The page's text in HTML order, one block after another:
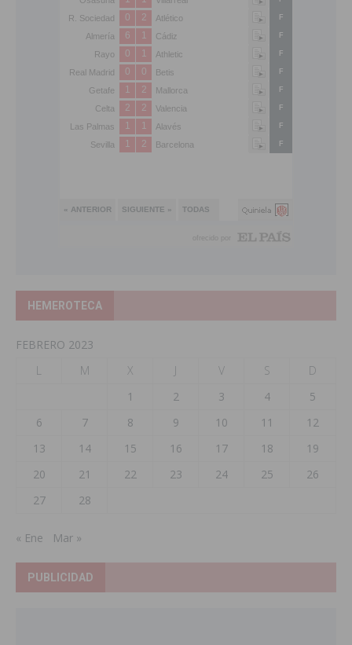
HEMEROTECA
FEBRERO 2023
L
M X J V S
D
1
2 3 4
5
6
7 8 9 10 11
12
13
14 15 16 17 18
19
20
21 22 23 24 25
26
27
28
« Ene Mar »
PUBLICIDAD